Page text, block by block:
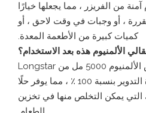
من الفريزر ، مما يجعلها خيارًا
، أو وجبات في وقت لاحق ، أو
كميات كبيرة من الأطعمة المعدة.
قطعاً! مصنوعة من أحواض الألمنيوم 5000 مل من Longstar
من الألومنيوم القابلة لإعادة التدوير بنسبة 100 ٪ ، مما يوفر حلًا
التي يمكن التخلص منها في تخزين